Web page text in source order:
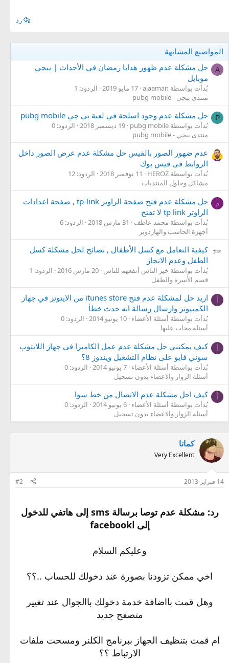
رد
المواضيع المشابهة
A
حل مشكلة عدم ظهور هدايا رمضان في الأحداث | ببجي
موبايل
بُدأت بواسطة aiaaman 17 مايو 2019
الردود: 1
منتدى ببجي - pubg mobile
P حل مشكلة عدم وجود اسلحة في لعبة بي جي pubg mobile
بُدأت بواسطة pubg mobile 19 ديسمبر 2018
الردود: 0
منتدى ببجي - pubg mobile
عدم ضهور الصور بالفيس حل مشكلة عدم عرض الصور داخل
الروابط فى فيس بوك
بُدأت بواسطة HEROZ 11 نوفمبر 2018
الردود: 12
مشاكل وحلول المنتديات
م
حل مشكلة عدم فتح صفحة الراوتر tp-link , صفحة اعدادات
الراوتر tp link لا تفتح
بُدأت بواسطة محمد عاطف 31 مارس 2018
الردود: 6
أجهزة الحاسب والهاردوير
كيفية التعامل مع كسل الأطفال , نصائح لحل مشكلة كسل
الطفل وعدم الانجاز
بُدأت بواسطة خير الناس أنفعهم للناس 20 مارس 2016
الردود: 1
قسم الأسرة والطفل
اريد حل لمشكلة عدم فتح itunes store من الايتونز في جهاز
الكمبيوتر وارسال رسالة انه حدث خطأ
بُدأت بواسطة أسئلة الأعضاء 10 يونيو 2014
الردود: 0
أسئلة مجاب عليها
كيف يمكنني حل مشكلة عدم عمل الكاميرا في جهاز اللابتوب
سوني فايو على نظام التشغيل ويندوز 8؟
بُدأت بواسطة أسئلة الأعضاء 7 يونيو 2014
الردود: 0
أسئلة الزوار والاعضاء بدون تسجيل
كيف احل مشكلة عدم الاتصال من خط سوا
بُدأت بواسطة أسئلة الأعضاء 6 يونيو 2014
الردود: 0
أسئلة الزوار والاعضاء بدون تسجيل
كماتا
Very Excellent
14 فبراير 2013 #2
رد: مشكلة عدم توصا برسالة sms إلى هاتفي للدخول
إلى اfacebook
وعليكم السلام
اخي ممكن تزودنا بصورة عند دخولك للحساب ..؟؟
وهل قمت بااضافة خدمة دخولك باالجوال عند تغيير
متصفح جديد
ام قمت بتنظيف الجهاز ببرنامج الكلنر ومسحت ملفات
الارتباط ؟؟